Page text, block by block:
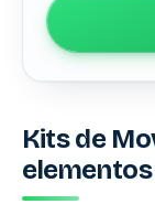
Kits de